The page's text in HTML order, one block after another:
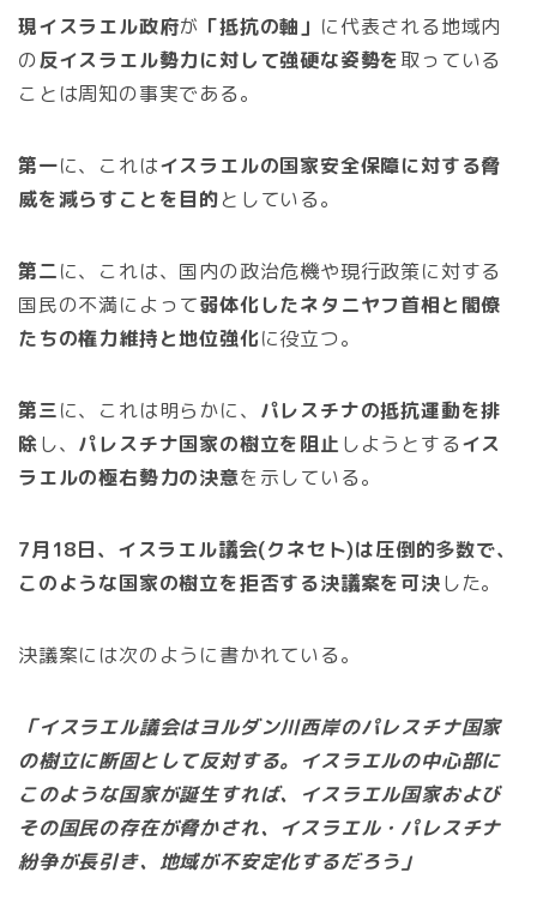
現イスラエル政府が 「抵抗の軸」 に代表される地域内
の反イスラエル勢力に対して強硬な姿勢を取っている
ことは周知の事実である。
第一に、これはイスラエルの国家安全保障に対する脅
威を減らすことを目的としている。
第二に、これは、国内の政治危機や現行政策に対する
国民の不満によって弱体化したネタニヤフ首相と閣僚
たちの権力維持と地位強化に役立つ。
第三に、これは明らかに、 パレスチナの抵抗運動を排
除し、 パレスチナ国家の樹立を阻止 しようとするイス
ラエルの極右勢力の決意を示している。
7月18日、イスラエル議会(クネセト)は圧倒的多数で、
このような国家の樹立を拒否する決議案を可決した。
決議案には次のように書かれている。
「イスラエル議会はヨルダン川西岸のパレスチナ国家
の樹立に断固として反対する。イスラエルの中心部に
このような国家が誕生すれば、イスラエル国家および
その国民の存在が脅かされ、イスラエル・パレスチナ
紛争が長引き、地域が不安定化するだろう」